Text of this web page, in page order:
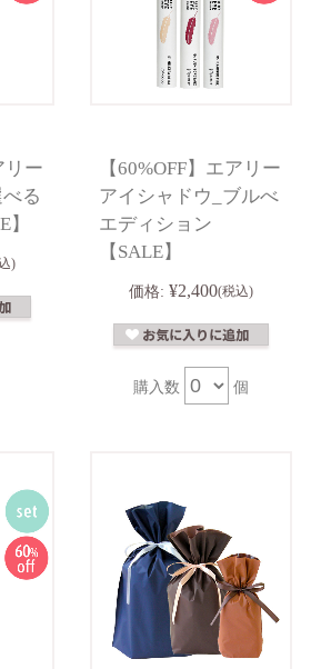
リー
る
)
【60%OFF】エアリー
アイシャドウ_ブルべ
エディション
【SALE】
価格: ¥2,400(税込)
購入数 個